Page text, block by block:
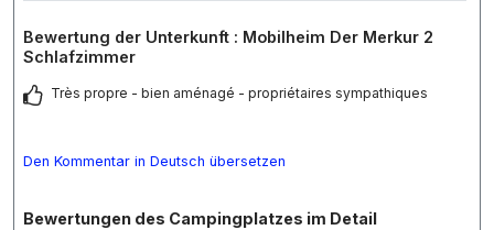
Bewertung der Unterkunft : Mobilheim Der Merkur 2
Schlafzimmer
Très propre - bien aménagé - propriétaires sympathiques
Den Kommentar in Deutsch übersetzen
Bewertungen des Campingplatzes im Detail